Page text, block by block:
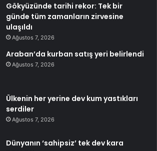
Gökyüzünde tarihi rekor: Tek bir
günde tüm zamanların zirvesine
ulaşıldı
Ağustos 7, 2026
Araban’da kurban satış yeri belirlendi
Ağustos 7, 2026
Ülkenin her yerine dev kum yastıkları
serdiler
Ağustos 7, 2026
Dünyanın ‘sahipsiz’ tek dev kara